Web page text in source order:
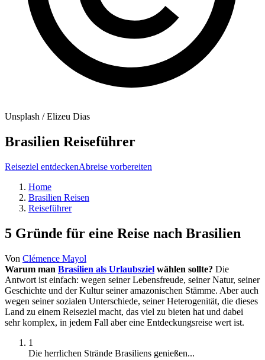
Unsplash / Elizeu Dias
Brasilien Reiseführer
Reiseziel entdeckenAbreise vorbereiten
Home
Brasilien Reisen
Reiseführer
5 Gründe für eine Reise nach Brasilien
Von Clémence Mayol
Warum man Brasilien als Urlaubsziel wählen sollte? Die
Antwort ist einfach: wegen seiner Lebensfreude, seiner Natur, seiner
Geschichte und der Kultur seiner amazonischen Stämme. Aber auch
wegen seiner sozialen Unterschiede, seiner Heterogenität, die dieses
Land zu einem Reiseziel macht, das viel zu bieten hat und dabei
sehr komplex, in jedem Fall aber eine Entdeckungsreise wert ist.
1
Die herrlichen Strände Brasiliens genießen...